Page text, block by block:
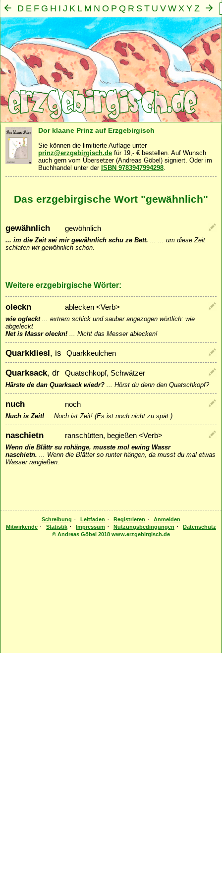
D E F G H I J K L M N O P Q R S T U V W X Y Z
A B C
Mensch·Seele · Geist·Familie·Gemeinschaft·
Dor klaane Prinz auf Erzgebirgisch
Sie können die limitierte Auflage unter
prinz@erzgebirgisch.de für 19,- € bestellen. Auf Wunsch
auch gern vom Übersetzer (Andreas Göbel) signiert. Oder im
Buchhandel unter der ISBN 9783947994298.
Das erzgebirgische Wort "gewähnlich"
gewähnlich gewöhnlich
... im die Zeit sei mir gewähnlich schu ze Bett. ... ... um diese Zeit
schlafen wir gewöhnlich schon.
Weitere erzgebirgische Wörter:
oleckn ablecken <Verb>
wie ogleckt... extrem schick und sauber angezogen wörtlich: wie
abgeleckt
Net is Massr oleckn! ... Nicht das Messer ablecken!
Quarkkliesl, is Quarkkeulchen
Quarksack, dr Quatschkopf, Schwätzer
Härste de dan Quarksack wiedr? ... Hörst du denn den Quatschkopf?
nuch noch
Nuch is Zeit! ... Noch ist Zeit! (Es ist noch nicht zu spät.)
naschietn ranschütten, begießen <Verb>
Wenn die Blättr su rohänge, musste mol ewing Wassr
naschietn. ... Wenn die Blätter so runter hängen, da musst du mal etwas
Wasser rangießen.
Schreibung · Leitfaden · Registrieren ·
Anmelden
Mitwirkende · Statistik · Impressum · Nutzungsbedingungen ·
Datenschutz
© Andreas Göbel 2018 www.erzgebirgisch.de